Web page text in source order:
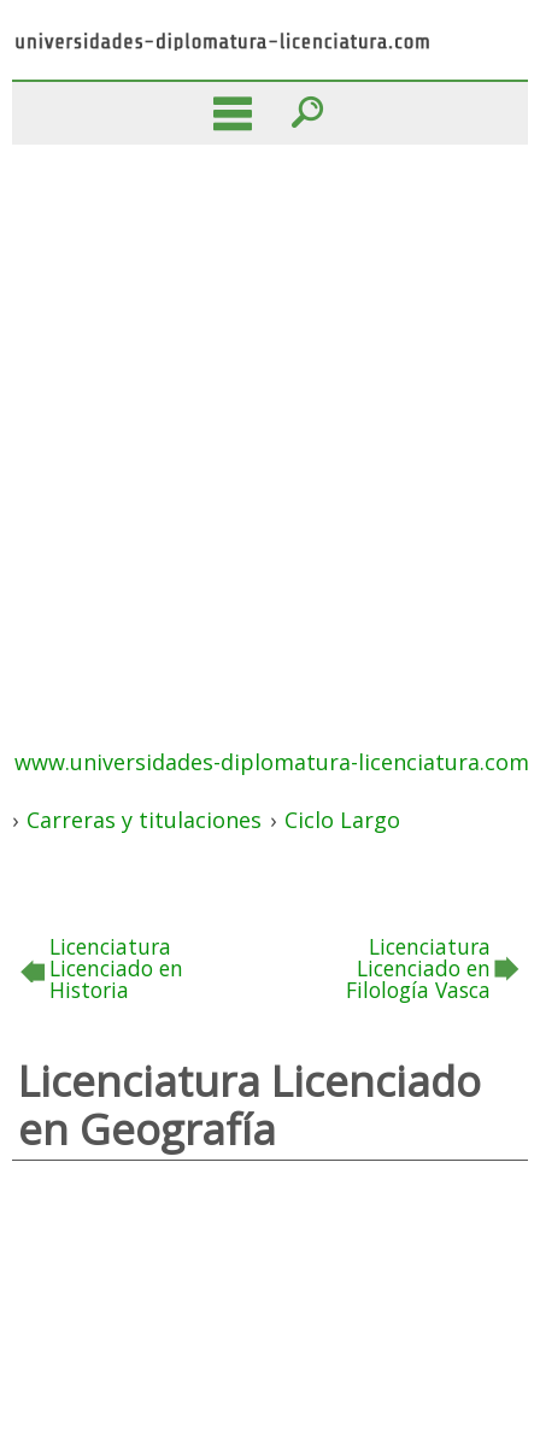
www.universidades-diplomatura-licenciatura.com
› Carreras y titulaciones › Ciclo Largo
Licenciatura
Licenciado en
Historia
Licenciatura
Licenciado en
Filología Vasca
Licenciatura Licenciado
en Geografía